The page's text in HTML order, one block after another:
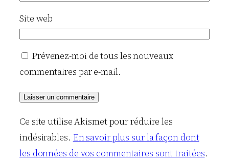
Site web
Prévenez-moi de tous les nouveaux
commentaires par e-mail.
Ce site utilise Akismet pour réduire les
indésirables. En savoir plus sur la façon dont
les données de vos commentaires sont traitées.